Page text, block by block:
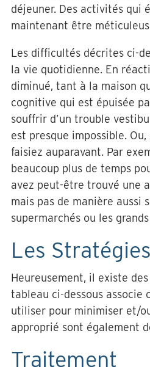
déjeuner. Des activités qui
maintenant être
Les difficultés décrites ci-
la vie quotidienne. En
diminué, tant à la maison
cognitive qui est épuisée
souffrir d’un trouble
est presque impossible.
faisiez auparavant. Par
beaucoup plus de temps
avez peut-être trouvé une
mais pas de manière aussi
supermarchés ou les
Les
Heureusement, il existe
tableau ci-dessous associe
utiliser pour minimiser et/
approprié sont également
Traitement